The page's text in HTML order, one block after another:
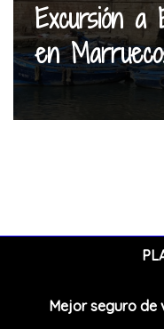
Excursión a
en
Mejor seguro de